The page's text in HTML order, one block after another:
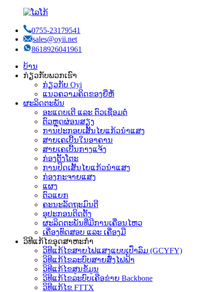
0755-23179541
sales@oyii.net
8618926041961
ບ້ານ
ກ່ຽວກັບພວກເຮົາ
ກ່ຽວກັບ Oyi
ແນວຄວາມຄິດຂອງຍີ່ຫໍ້
ຜະລິດຕະພັນ
ອະແດບເຕີ ແລະ ຕົວເຊື່ອມຕໍ່
ຕົວຫຼຸດຜ່ອນສຽງ
ການປະກອບເສັ້ນໄຍແກ້ວນຳແສງ
ສາຍເຄເບີ້ນໃນອາຄານ
ສາຍເຄເບີ້ນກາງແຈ້ງ
ກ່ອງຕັ້ງໂຕະ
ການປິດເສັ້ນໄຍແກ້ວນຳແສງ
ກ່ອງກະຈາຍແສງ
ແຜງ
ຕົວແຍກ
ຄະນະລັດຖະມົນຕີ
ອຸປະກອນຕິດຕັ້ງ
ຜະລິດຕະພັນທີ່ມີການເຄື່ອນໄຫວ
ເຄື່ອງທົດສອບ ແລະ ເຄື່ອງມື
ວິທີແກ້ໄຂອຸດສາຫະກໍາ
ວິທີແກ້ໄຂສາຍໄຟແສງແບບເປົ່າລົມ (GCYFY)
ວິທີແກ້ໄຂລະບົບສາຍສົ່ງໄຟຟ້າ
ວິທີແກ້ໄຂສູນຂໍ້ມູນ
ວິທີແກ້ໄຂລະບົບເຄືອຂ່າຍ Backbone
ວິທີແກ້ໄຂ FTTX